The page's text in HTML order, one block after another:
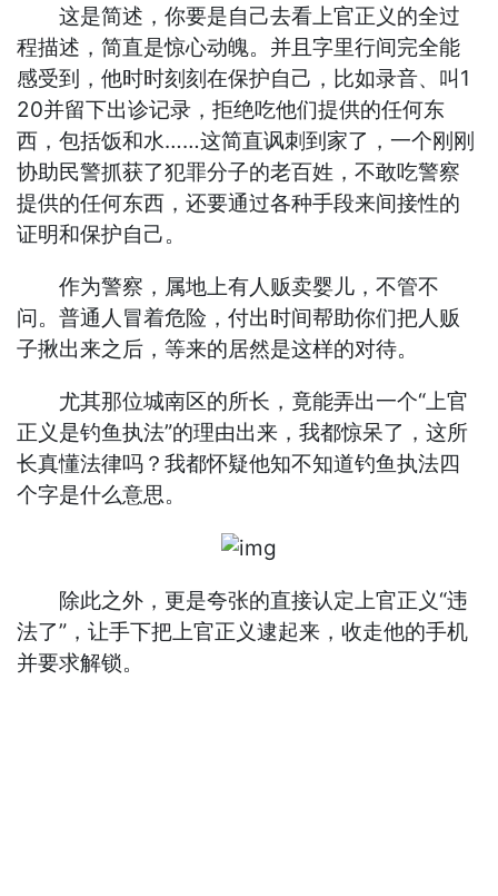
这是简述，你要是自己去看上官正义的全过
程描述，简直是惊心动魄。并且字里行间完全能
感受到，他时时刻刻在保护自己，比如录音、叫1
20并留下出诊记录，拒绝吃他们提供的任何东
西，包括饭和水……这简直讽刺到家了，一个刚刚
协助民警抓获了犯罪分子的老百姓，不敢吃警察
提供的任何东西，还要通过各种手段来间接性的
证明和保护自己。
作为警察，属地上有人贩卖婴儿，不管不
问。普通人冒着危险，付出时间帮助你们把人贩
子揪出来之后，等来的居然是这样的对待。
尤其那位城南区的所长，竟能弄出一个“上官
正义是钓鱼执法”的理由出来，我都惊呆了，这所
长真懂法律吗？我都怀疑他知不知道钓鱼执法四
个字是什么意思。
除此之外，更是夸张的直接认定上官正义“违
法了”，让手下把上官正义逮起来，收走他的手机
并要求解锁。